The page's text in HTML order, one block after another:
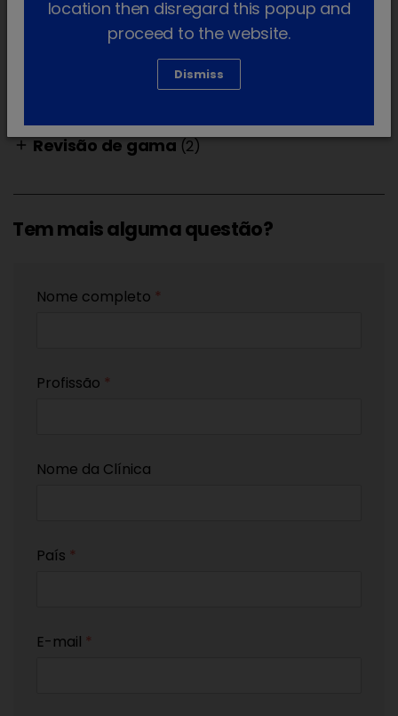
Iniciar sessão para descarregar
add Revisão de gama (2)
Tem mais alguma questão?
Nome completo *
Profissão *
Nome da Clínica
País *
E-mail *
location then disregard this popup and
proceed to the website.
Dismiss